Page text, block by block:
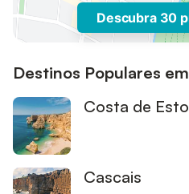
Descubra 30
Destinos Populares
Costa de
Cascais